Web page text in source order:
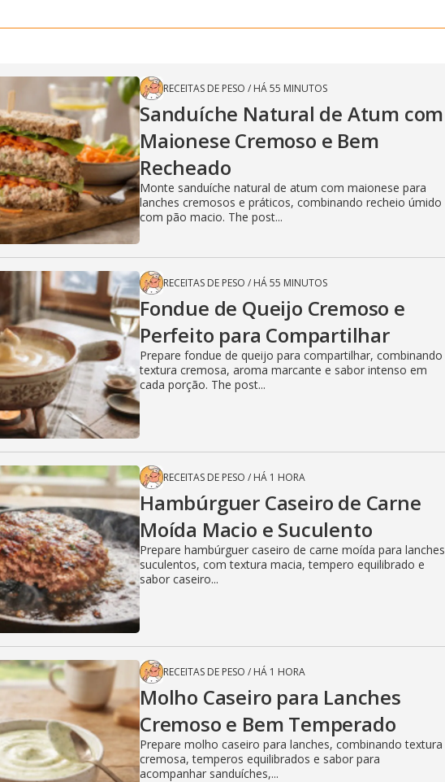
RECEITAS DE PESO / HÁ 55 MINUTOS
Sanduíche Natural de Atum com
Maionese Cremoso e Bem
Recheado
Monte sanduíche natural de atum com maionese para
lanches cremosos e práticos, combinando recheio úmido
com pão macio. The post...
RECEITAS DE PESO / HÁ 55 MINUTOS
Fondue de Queijo Cremoso e
Perfeito para Compartilhar
Prepare fondue de queijo para compartilhar, combinando
textura cremosa, aroma marcante e sabor intenso em
cada porção. The post...
RECEITAS DE PESO / HÁ 1 HORA
Hambúrguer Caseiro de Carne
Moída Macio e Suculento
Prepare hambúrguer caseiro de carne moída para lanches
suculentos, com textura macia, tempero equilibrado e
sabor caseiro...
RECEITAS DE PESO / HÁ 1 HORA
Molho Caseiro para Lanches
Cremoso e Bem Temperado
Prepare molho caseiro para lanches, combinando textura
cremosa, temperos equilibrados e sabor para
acompanhar sanduíches,...